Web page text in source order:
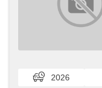
2026